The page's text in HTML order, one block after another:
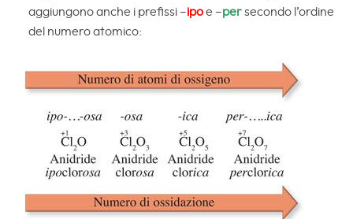
aggiungono anche i prefissi –ipoe –persecondo l’ordine
del numero atomico: